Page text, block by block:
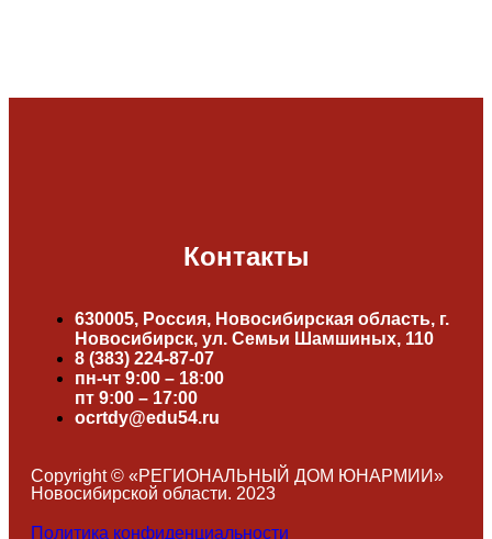
Контакты
630005, Россия, Новосибирская область, г.
Новосибирск, ул. Семьи Шамшиных, 110
8 (383) 224-87-07
пн-чт 9:00 – 18:00
пт 9:00 – 17:00
ocrtdy@edu54.ru
Copyright © «РЕГИОНАЛЬНЫЙ ДОМ ЮНАРМИИ»
Новосибирской области. 2023
Политика конфиденциальности